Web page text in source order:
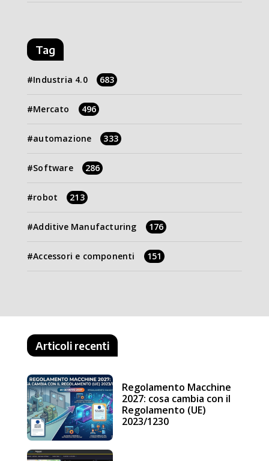
Tag
Industria 4.0 683
Mercato 496
automazione 333
Software 286
robot 213
Additive Manufacturing 176
Accessori e componenti 151
Articoli recenti
Regolamento Macchine
2027: cosa cambia con il
Regolamento (UE)
2023/1230